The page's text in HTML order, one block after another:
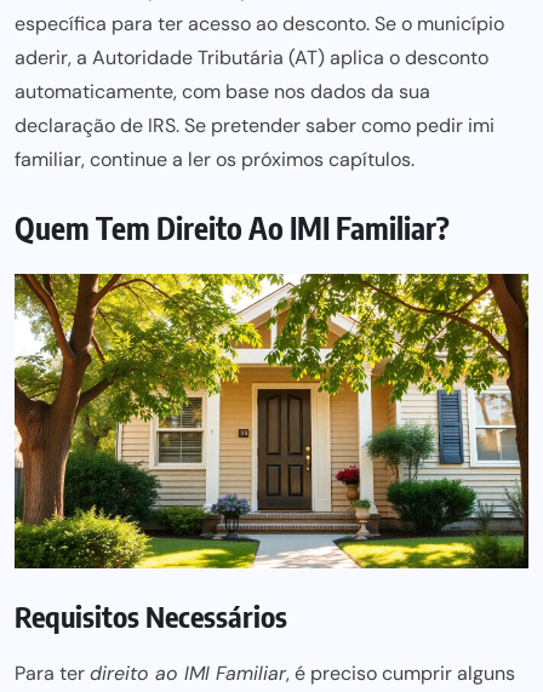
específica para ter acesso aodesconto. Se o município
aderir, a Autoridade Tributária (AT) aplica o desconto
automaticamente, com base nos dados da sua
declaração de IRS. Se pretender saber como pedir imi
familiar, continue a ler os próximos capítulos.
Quem Tem Direito Ao IMI Familiar?
Requisitos Necessários
Para terdireito ao IMI Familiar, é preciso cumprir alguns